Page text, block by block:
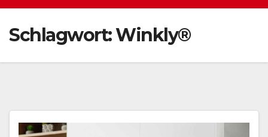
Schlagwort:Winkly®